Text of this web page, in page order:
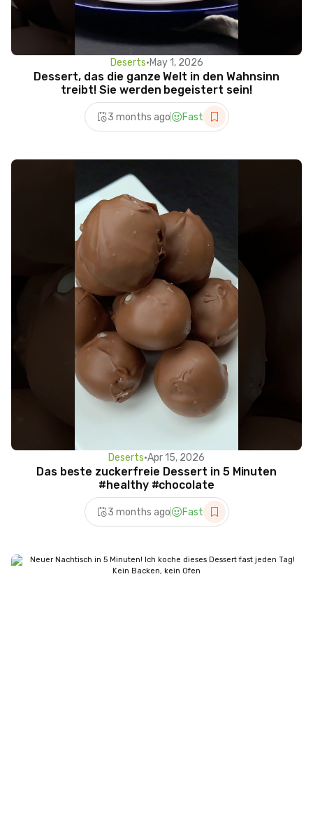
Deserts•May 1, 2026
Dessert, das die ganze Welt in den Wahnsinn
treibt! Sie werden begeistert sein!
3 months ago Fast
Deserts•Apr 15, 2026
Das beste zuckerfreie Dessert in 5 Minuten
#healthy #chocolate
3 months ago Fast